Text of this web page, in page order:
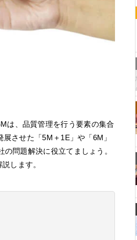
は、品質管理を行う要素の集合
させた「5M＋1E」や「6M」
問題解決に役立てましょう。
します。